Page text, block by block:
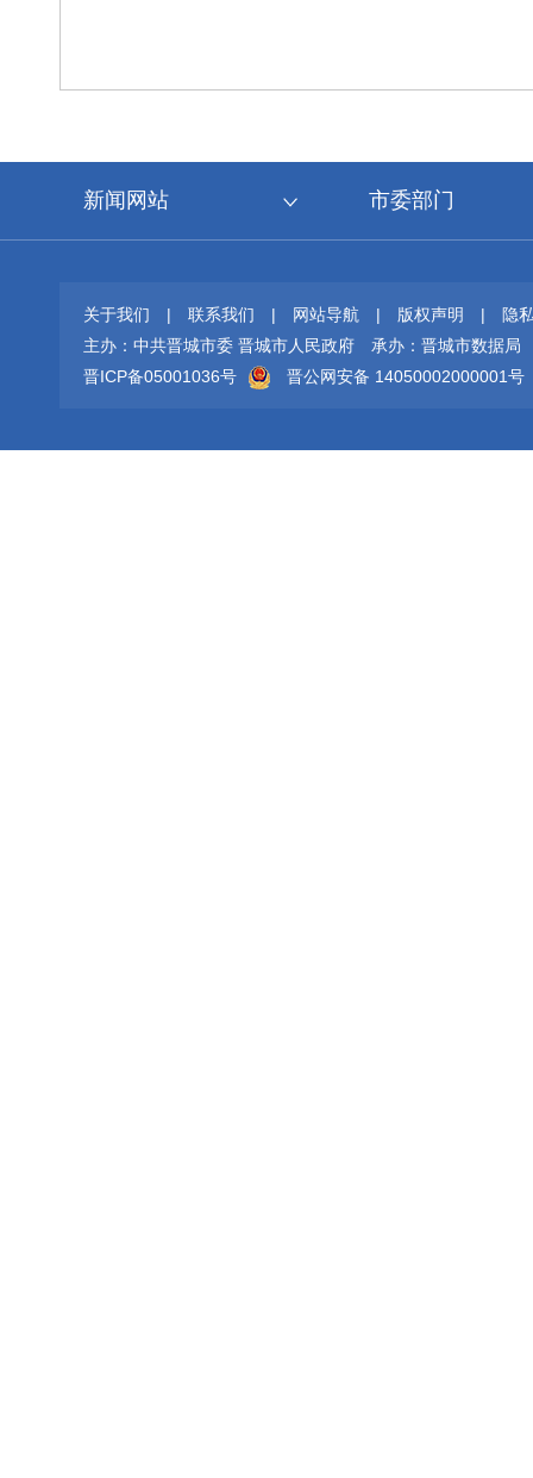
新闻网站 市委部门
关于我们 | 联系我们 | 网站导航 | 版权声明 |
隐
主办：中共晋城市委 晋城市人民政府
承办：晋城市数据局
晋ICP备05001036号
晋公网安备 14050002000001号